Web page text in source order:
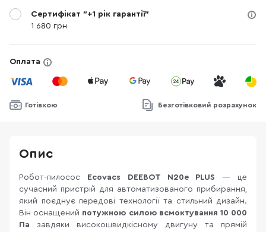
Сертифікат "+1 рік гарантії"
1 680 грн
Оплата
Готівкою Безготівковий розрахунок
Опис
Робот-пилосос Ecovacs DEEBOT N20e PLUS — це
сучасний пристрій для автоматизованого прибирання,
який поєднує передові технології та стильний дизайн.
Він оснащений потужною силою всмоктування 10 000
Па завдяки високошвидкісному двигуну та прямій